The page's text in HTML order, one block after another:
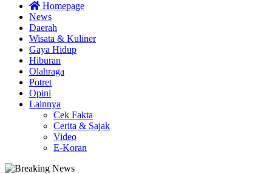
Homepage
News
Daerah
Wisata & Kuliner
Gaya Hidup
Hiburan
Olahraga
Potret
Opini
Lainnya
Cek Fakta
Cerita & Sajak
Video
E-Koran